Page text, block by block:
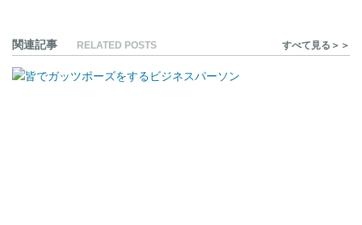
関連記事 RELATED POSTS すべて見る＞＞